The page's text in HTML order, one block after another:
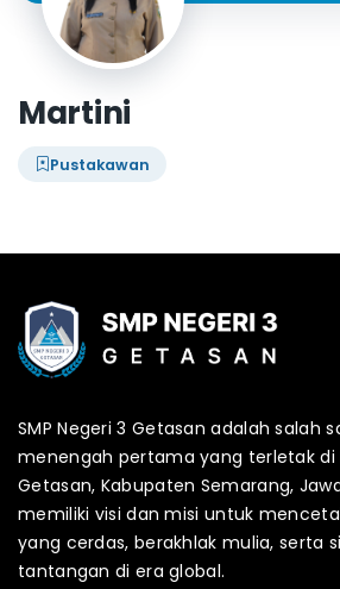
Martini
Pustakawan
SMP Negeri 3 Getasan adalah salah
menengah pertama yang terletak
Getasan, Kabupaten Semarang,
memiliki visi dan misi untuk
yang cerdas, berakhlak mulia, serta
tantangan di era global.